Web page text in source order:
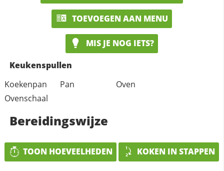
TOEVOEGEN AAN MENU
MIS JE NOG IETS?
Keukenspullen
Koekenpan
Pan
Oven
Ovenschaal
Bereidingswijze
TOON HOEVEELHEDEN KOKEN IN STAPPEN